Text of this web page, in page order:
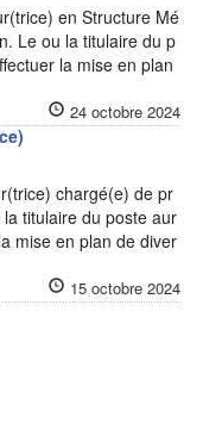
en Structure Mé
Le ou la titulaire du p
la mise en plan
24 octobre 2024
chargé(e) de pr
titulaire du poste aur
mise en plan de diver
15 octobre 2024